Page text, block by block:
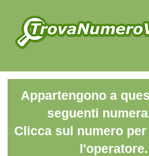
Appartengono a
seguenti
Clicca sul numero
l'operatore.